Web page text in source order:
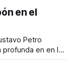
en el
Petro
en en la